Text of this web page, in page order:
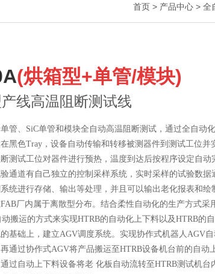
首页 > 产品中心 > 全
(烘箱型+单管/模块)
线高温阻断测试线
、SiC单管和模块全自动高温阻断测试，通过全自动化
黑色Tray，设备自动传输和转移被测器件到测试工位并
测试工位对器件进行预热，温度到达后按程序设定自动
道有自己独立的控制采样系统，实时采样的试验数据
系统进行存储、输出等处理，并且可以输出老化报表和绘
厂内属于离散型分布。结合柔性自动化的生产方式采
搬运的方式来实现HTRB的自动化上下料以及HTRB的
基础上，建立AGV调度系统。实现协作式机器人AGV
通过协作式AGV将产品搬运至HTRB设备机台前的自动
过自动上下料设备将老 化板自动流转至HTRB测试机台